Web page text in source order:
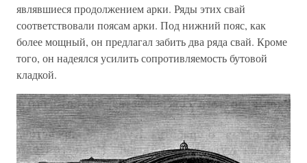
являвшиеся продолжением арки. Ряды этих свай
соответствовали поясам арки. Под нижний пояс, как
более мощный, он предлагал забить два ряда свай. Кроме
того, он надеялся усилить сопротивляемость бутовой
кладкой.